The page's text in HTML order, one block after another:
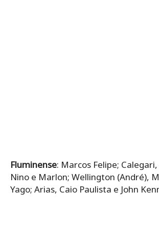
Fluminense: Marcos Felipe;
Nino e Marlon; Wellington (André),
Yago; Arias, Caio Paulista e John